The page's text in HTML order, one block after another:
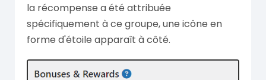
la récompense a été attribuée
spécifiquement à ce groupe, une icône en
forme d'étoile apparaît à côté.